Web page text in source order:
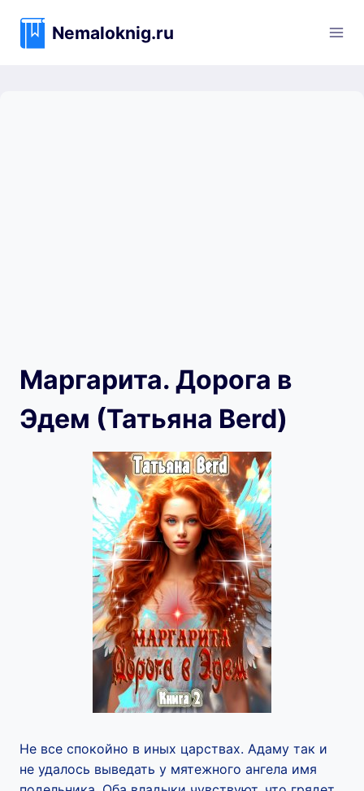
содержимому
Nemaloknig.ru
Маргарита. Дорога в
Эдем (Татьяна Berd)
Не все спокойно в иных царствах. Адаму так и
не удалось выведать у мятежного ангела имя